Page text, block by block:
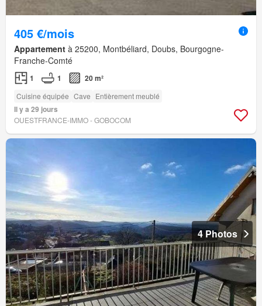
405 €/mois
Appartement à 25200, Montbéliard, Doubs, Bourgogne-
Franche-Comté
1 1 20 m²
Cuisine équipée Cave Entièrement meublé
Il y a 29 jours
OUESTFRANCE-IMMO - GOBOCOM
4 Photos